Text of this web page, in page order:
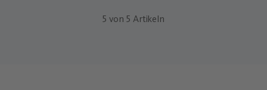
5 von 5 Artikeln